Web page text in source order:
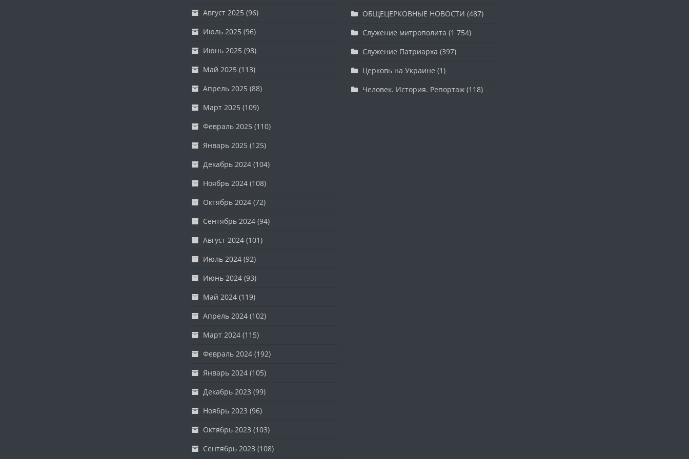
Август 2025 (96)
Июль 2025 (96)
Июнь 2025 (98)
Май 2025 (113)
Апрель 2025 (88)
Март 2025 (109)
Февраль 2025 (110)
Январь 2025 (125)
Декабрь 2024(104)
Ноябрь 2024(108)
Октябрь 2024(72)
Сентябрь 2024(94)
Август 2024(101)
Июль 2024(92)
Июнь 2024(93)
Май 2024(119)
Апрель 2024(102)
Март 2024(115)
Февраль 2024(192)
Январь 2024(105)
Декабрь 2023 (99)
Ноябрь 2023 (96)
Октябрь 2023 (103)
Сентябрь 2023 (108)
ОБЩЕЦЕРКОВНЫЕ НОВОСТИ (487)
Служение митрополита (1 754)
Служение Патриарха (397)
Церковь на Украине (1)
Человек. История. Репортаж(118)